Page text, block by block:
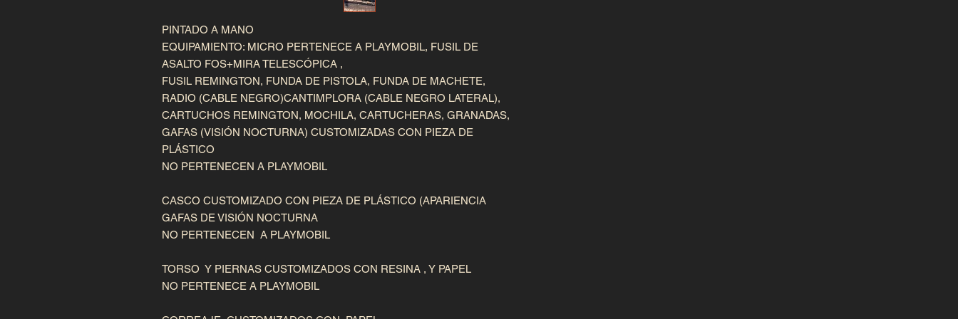
PINTADO A MANO
EQUIPAMIENTO: MICRO PERTENECE A PLAYMOBIL, FUSIL DE
ASALTO FOS+MIRA TELESCÓPICA ,
FUSIL REMINGTON, FUNDA DE PISTOLA, FUNDA DE MACHETE,
RADIO (CABLE NEGRO)CANTIMPLORA (CABLE NEGRO LATERAL),
CARTUCHOS REMINGTON, MOCHILA, CARTUCHERAS, GRANADAS,
GAFAS (VISIÓN NOCTURNA) CUSTOMIZADAS CON PIEZA DE
PLÁSTICO
NO PERTENECEN A PLAYMOBIL
CASCO CUSTOMIZADO CON PIEZA DE PLÁSTICO (APARIENCIA
GAFAS DE VISIÓN NOCTURNA
NO PERTENECEN  A PLAYMOBIL
TORSO  Y PIERNAS CUSTOMIZADOS CON RESINA , Y PAPEL
NO PERTENECE A PLAYMOBIL